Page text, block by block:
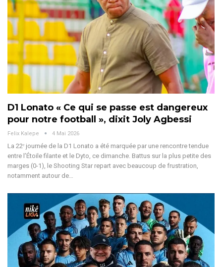
D1 Lonato « Ce qui se passe est dangereux
pour notre football », dixit Joly Agbessi
Felix Kalepe 4 Mai 2026
La 22ᵉ journée de la D1 Lonato a été marquée par une rencontre tendue
entre l’Étoile filante et le Dyto, ce dimanche. Battus sur la plus petite des
marges (0-1), le Shooting Star repart avec beaucoup de frustration,
notamment autour de